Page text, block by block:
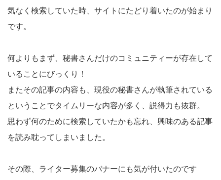
気なく検索していた時、サイトにたどり着いたのが始まり
です。
何よりもまず、秘書さんだけのコミュニティーが存在して
いることにびっくり！
またその記事の内容も、現役の秘書さんが執筆されている
ということでタイムリーな内容が多く、説得力も抜群。
思わず何のために検索していたかも忘れ、興味のある記事
を読み耽ってしまいました。
その際、ライター募集のバナーにも気が付いたのです